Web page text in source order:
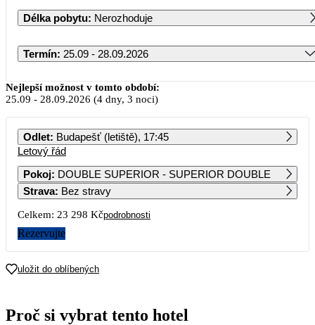
Délka pobytu: Nerozhoduje
Termín: 25.09 - 28.09.2026
Září 2026
PO ÚT ST ČT PÁ SO NE
3 849 5 769 3 849 3 849 3 849
7 8
14
21
5 769
22
3 849
8 559 5 819 6 169
Nejlepší možnost v tomto období:
25.09 - 28.09.2026 (4 dny, 3 noci)
Odlet: Budapešť (letiště), 17:45
Letový řád
Pokoj: DOUBLE SUPERIOR - SUPERIOR DOUBLE
Strava: Bez stravy
Celkem: 23 298 Kčpodrobnosti
Rezervujte
uložit do oblíbených
Proč si vybrat tento hotel